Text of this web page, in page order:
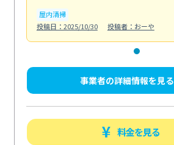
屋内清掃
投稿日：2025/10/30
投稿者：おーや
事業者の詳細情報を見る
料金を見る